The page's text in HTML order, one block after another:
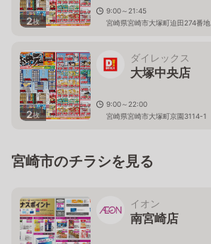
2枚
9:00～21:45
宮崎県宮崎市大塚町迫田274番地
2枚
ダイレックス
大塚中央店
9:00～22:00
宮崎県宮崎市大塚町京園3114-1
宮崎市のチラシを見る
イオン
南宮崎店